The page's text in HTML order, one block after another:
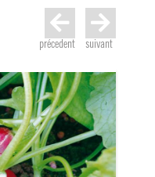
précedent suivant